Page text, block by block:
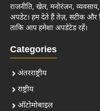
राजनीति, खेल, मनोरंजन,
अपडेट। हम देते हैं तेज़, सटीक और
ताकि आप हमेशा अपडेटेड रहें।
Categories
अंतरराष्ट्रीय
राष्ट्रीय
ऑटोमोबाइल